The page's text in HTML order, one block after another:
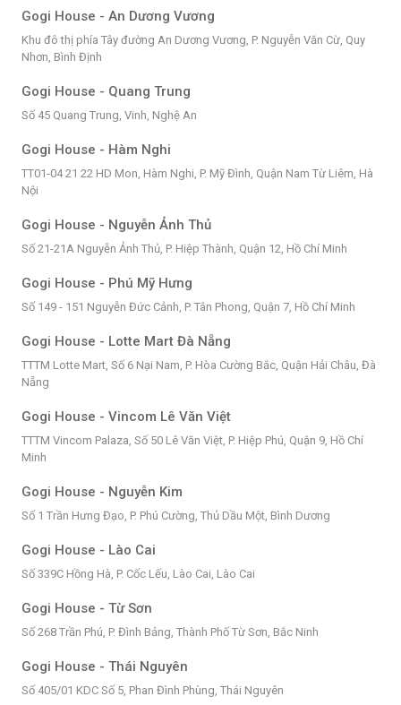
Gogi House - An Dương Vương
Khu đô thị phía Tây đường An Dương Vương, P. Nguyễn Văn Cừ, Quy
Nhơn, Bình Định
Gogi House - Quang Trung
Số 45 Quang Trung, Vinh, Nghệ An
Gogi House - Hàm Nghi
TT01-04 21 22 HD Mon, Hàm Nghi, P. Mỹ Đình, Quận Nam Từ Liêm, Hà
Nội
Gogi House - Nguyễn Ảnh Thủ
Số 21-21A Nguyễn Ảnh Thủ, P. Hiệp Thành, Quận 12, Hồ Chí Minh
Gogi House - Phú Mỹ Hưng
Số 149 - 151 Nguyễn Đức Cảnh, P. Tân Phong, Quận 7, Hồ Chí Minh
Gogi House - Lotte Mart Đà Nẵng
TTTM Lotte Mart, Số 6 Nại Nam, P. Hòa Cường Bắc, Quận Hải Châu, Đà
Nẵng
Gogi House - Vincom Lê Văn Việt
TTTM Vincom Palaza, Số 50 Lê Văn Việt, P. Hiệp Phú, Quận 9, Hồ Chí
Minh
Gogi House - Nguyễn Kim
Số 1 Trần Hưng Đạo, P. Phú Cường, Thủ Dầu Một, Bình Dương
Gogi House - Lào Cai
Số 339C Hồng Hà, P. Cốc Lếu, Lào Cai, Lào Cai
Gogi House - Từ Sơn
Số 268 Trần Phú, P. Đình Bảng, Thành Phố Từ Sơn, Bắc Ninh
Gogi House - Thái Nguyên
Số 405/01 KDC Số 5, Phan Đình Phùng, Thái Nguyên